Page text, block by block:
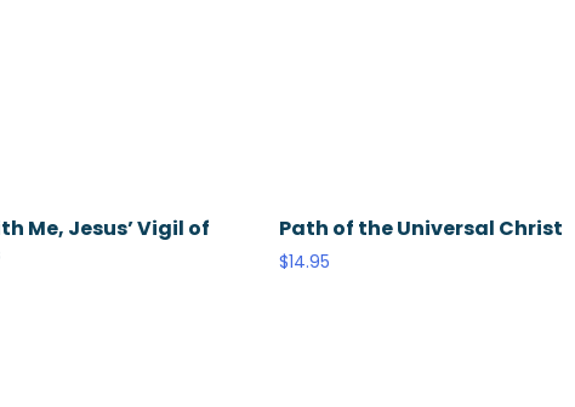
Me, Jesus’ Vigil of
Path of the Universal Christ
$14.95